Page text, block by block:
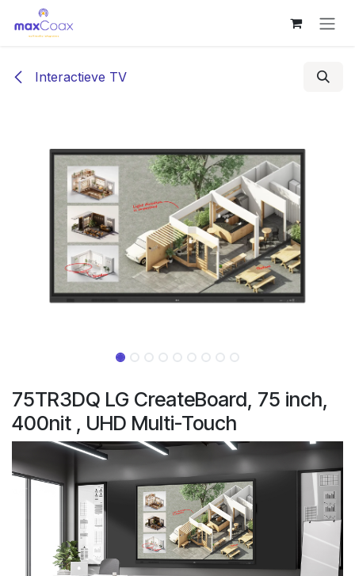
Overslaan naar inhoud
Interactieve TV
75TR3DQ LG CreateBoard, 75 inch,
400nit , UHD Multi-Touch